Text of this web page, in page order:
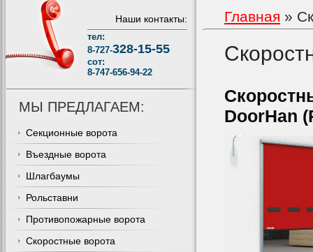
Наши контакты:
тел:
8-727-328-15-55
сот:
8-747-656-94-22
МЫ ПРЕДЛАГАЕМ:
Секционные ворота
Въездные ворота
Шлагбаумы
Рольставни
Противопожарные ворота
Скоростные ворота
Главная »
DoorHan